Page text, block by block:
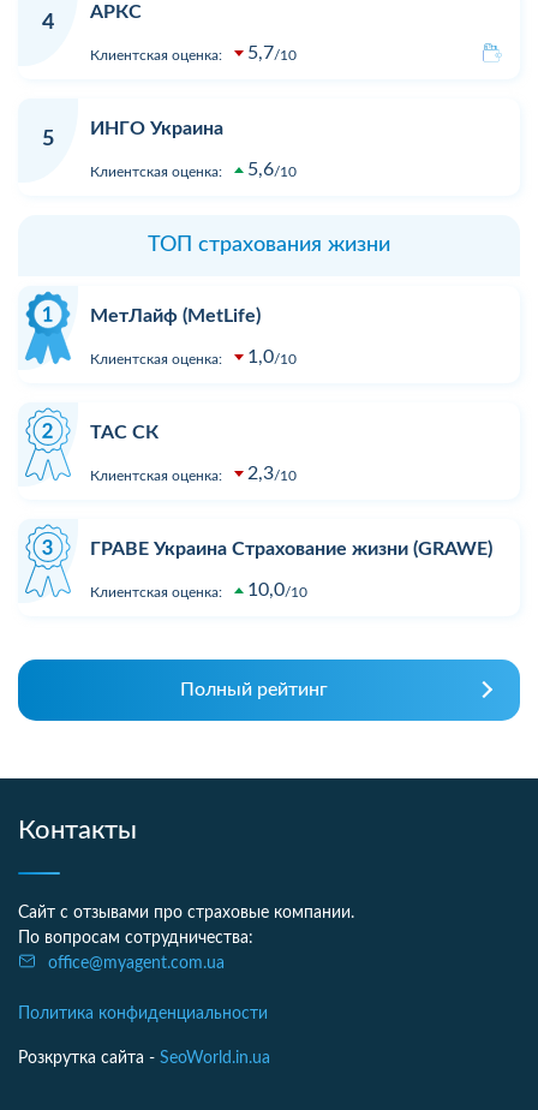
4
АРКС
Клиентская оценка: 5,7 10
5
ИНГО Украина
Клиентская оценка: 5,6 10
ТОП страхования жизни
МетЛайф (MetLife)
Клиентская оценка: 1,0 10
ТАС СК
Клиентская оценка: 2,3 10
ГРАВЕ Украина Страхование жизни (GRAWE)
Клиентская оценка: 10,0 10
Полный рейтинг
Контакты
Сайт с отзывами про страховые компании.
По вопросам сотрудничества:
office@myagent.com.ua
Политика конфиденциальности
Розкрутка сайта - SeoWorld.in.ua